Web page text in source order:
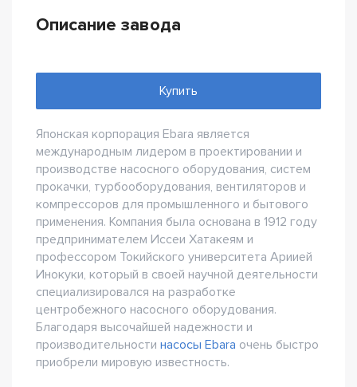
Описание завода
Купить
Японская корпорация Ebara является
международным лидером в проектировании и
производстве насосного оборудования, систем
прокачки, турбооборудования, вентиляторов и
компрессоров для промышленного и бытового
применения. Компания была основана в 1912 году
предпринимателем Иссеи Хатакеям и
профессором Токийского университета Ариией
Инокуки, который в своей научной деятельности
специализировался на разработке
центробежного насосного оборудования.
Благодаря высочайшей надежности и
производительности насосы Ebara очень быстро
приобрели мировую известность.